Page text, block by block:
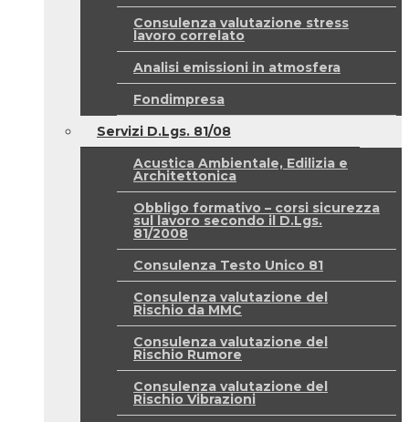
Consulenza valutazione stress
lavoro correlato
Analisi emissioni in atmosfera
Fondimpresa
Servizi D.Lgs. 81/08
Acustica Ambientale, Edilizia e
Architettonica
Obbligo formativo – corsi sicurezza
sul lavoro secondo il D.Lgs.
81/2008
Consulenza Testo Unico 81
Consulenza valutazione del
Rischio da MMC
Consulenza valutazione del
Rischio Rumore
Consulenza valutazione del
Rischio Vibrazioni